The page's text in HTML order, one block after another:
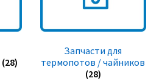
(28)
Запчасти для
термопотов / чайников
(28)